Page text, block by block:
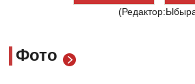
Фото